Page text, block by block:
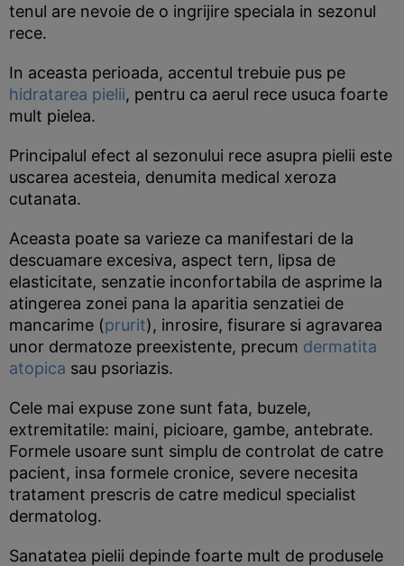
tenul are nevoie de o ingrijire speciala in sezonul
rece.
In aceasta perioada, accentul trebuie pus pe
hidratarea pielii, pentru ca aerul rece usuca foarte
mult pielea.
Principalul efect al sezonului rece asupra pielii este
uscarea acesteia, denumita medical xeroza
cutanata.
Aceasta poate sa varieze ca manifestari de la
descuamare excesiva, aspect tern, lipsa de
elasticitate, senzatie inconfortabila de asprime la
atingerea zonei pana la aparitia senzatiei de
mancarime (prurit), inrosire, fisurare si agravarea
unor dermatoze preexistente, precum dermatita
atopica sau psoriazis.
Cele mai expuse zone sunt fata, buzele,
extremitatile: maini, picioare, gambe, antebrate.
Formele usoare sunt simplu de controlat de catre
pacient, insa formele cronice, severe necesita
tratament prescris de catre medicul specialist
dermatolog.
Sanatatea pielii depinde foarte mult de produsele